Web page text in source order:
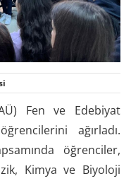
Fen ve Edebiyat
ağırladı.
öğrenciler,
Kimya ve Biyoloji